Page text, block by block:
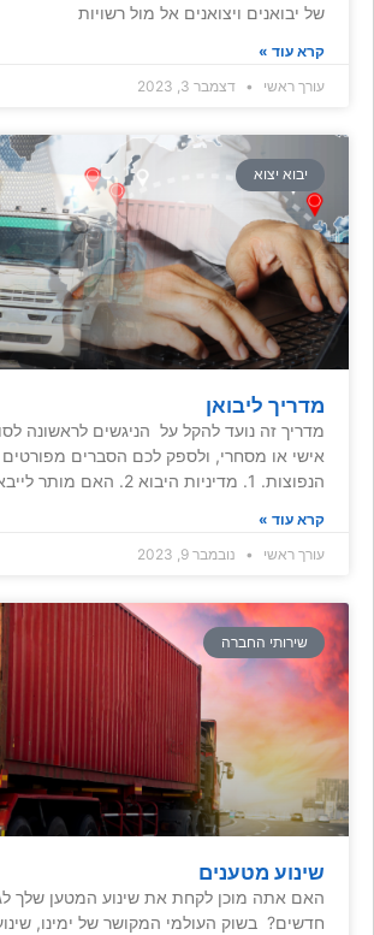
של יבואנים ויצואנים אל מול רשויות
קרא עוד »
עורך ראשי
דצמבר 3, 2023
יבוא יצוא
מדריך ליבואן
מדריך זה נועד להקל על הניגשים לראשונה
אישי או מסחרי, ולספק לכם הסברים
הנפוצות. 1. מדיניות היבוא 2. האם מותר לייבא
קרא עוד »
עורך ראשי
נובמבר 9, 2023
שירותי החברה
שינוע מטענים
האם אתה מוכן לקחת את שינוע המטען שלך
חדשים? בשוק העולמי המקושר של ימינו,